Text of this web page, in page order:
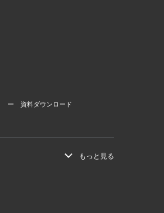
ー 資料ダウンロード
もっと見る